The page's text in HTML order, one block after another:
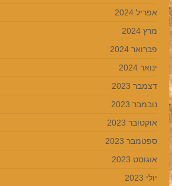
אפריל 2024
מרץ 2024
פברואר 2024
ינואר 2024
דצמבר 2023
נובמבר 2023
אוקטובר 2023
ספטמבר 2023
אוגוסט 2023
יולי 2023